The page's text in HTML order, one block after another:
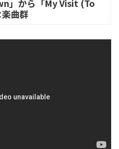
」から「My Visit (To
曲群